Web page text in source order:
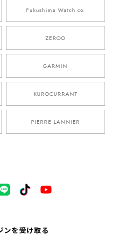
Fukushima Watch co.
ZEROO
GARMIN
KUROCURRANT
PIERRE LANNIER
ンを受け取る